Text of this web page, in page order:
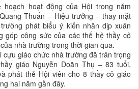
hoạt động của Hội trong năm
Thuấn – Hiệu trưởng – thay mặt
phát biểu ý kiến nhân dịp xuân
góp công sức của các thế hệ thầy cô
nhà trường trong thời gian qua.
giáo chức nhà trường đã trân trọng
giáo Nguyễn Doãn Thụ – 83 tuổi,
phát thẻ Hội viên cho 8 thầy cô giáo
hai năm gần đây.